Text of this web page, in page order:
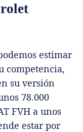
estimar
competencia,
su versión
78.000
FVH a unos
estar por